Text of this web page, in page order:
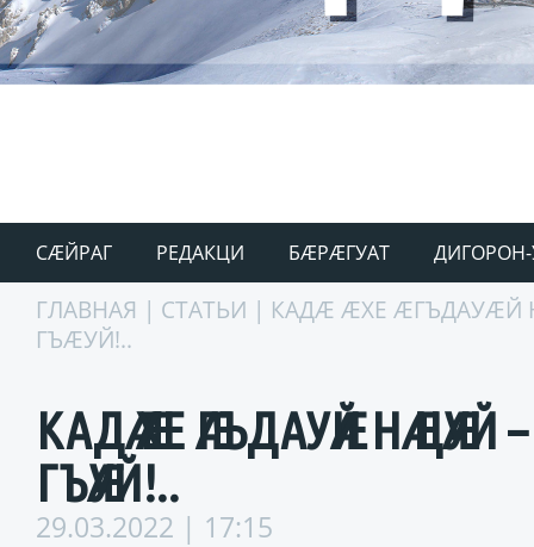
СÆЙРАГ РЕДАКЦИ БÆРÆГУАТ ДИГОРОН-
ГЛАВНАЯ | СТАТЬИ | КАДӔ ӔХЕ
ГЪӔУЙ!..
КАДӔ ӔХЕ ӔГЪДАУӔЙ НӔ
ГЪӔУЙ!..
29.03.2022 | 17:15